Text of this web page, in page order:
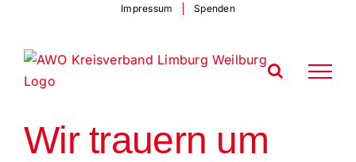
springen
Impressum Spenden
Wir trauern um